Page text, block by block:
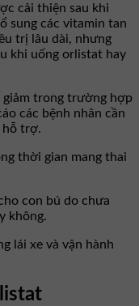
cải thiện sau khi
sung các vitamin tan
trị lâu dài, nhưng
khi uống orlistat hay
trong trường hợp
các bệnh nhân cần
hỗ trợ.
thời gian mang thai
con bú do chưa
không.
lái xe và vận hành